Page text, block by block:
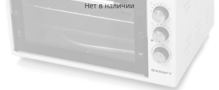
Нет в наличии